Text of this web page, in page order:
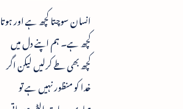
انسان سوچتا کچھ ہے اور ہوتا
کچھ ہے۔ ہم اپنے دل میں
کچھ بھی طے کرلیں لیکن اگر
خدا کو منظور نہیں ہے تو